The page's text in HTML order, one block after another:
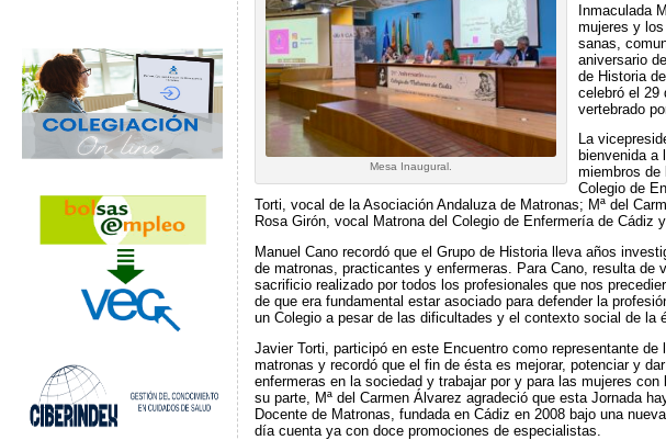
Mesa Inaugural.
Inmaculada
mujeres y
sanas,
aniversario
de Historia
celebró el 29
vertebrado
La
bienvenida
miembros de
Colegio de
Torti, vocal de la Asociación Andaluza de Matronas; Mª del
Rosa Girón, vocal Matrona del Colegio de Enfermería de Cádiz
Manuel Cano recordó que el Grupo de Historia lleva años
de matronas, practicantes y enfermeras. Para Cano, resulta de
sacrificio realizado por todos los profesionales que nos
de que era fundamental estar asociado para defender la
un Colegio a pesar de las dificultades y el contexto social de la
Javier Torti, participó en este Encuentro como representante
matronas y recordó que el fin de ésta es mejorar, potenciar y
enfermeras en la sociedad y trabajar por y para las mujeres
su parte, Mª del Carmen Álvarez agradeció que esta Jornada
Docente de Matronas, fundada en Cádiz en 2008 bajo una
día cuenta ya con doce promociones de especialistas.